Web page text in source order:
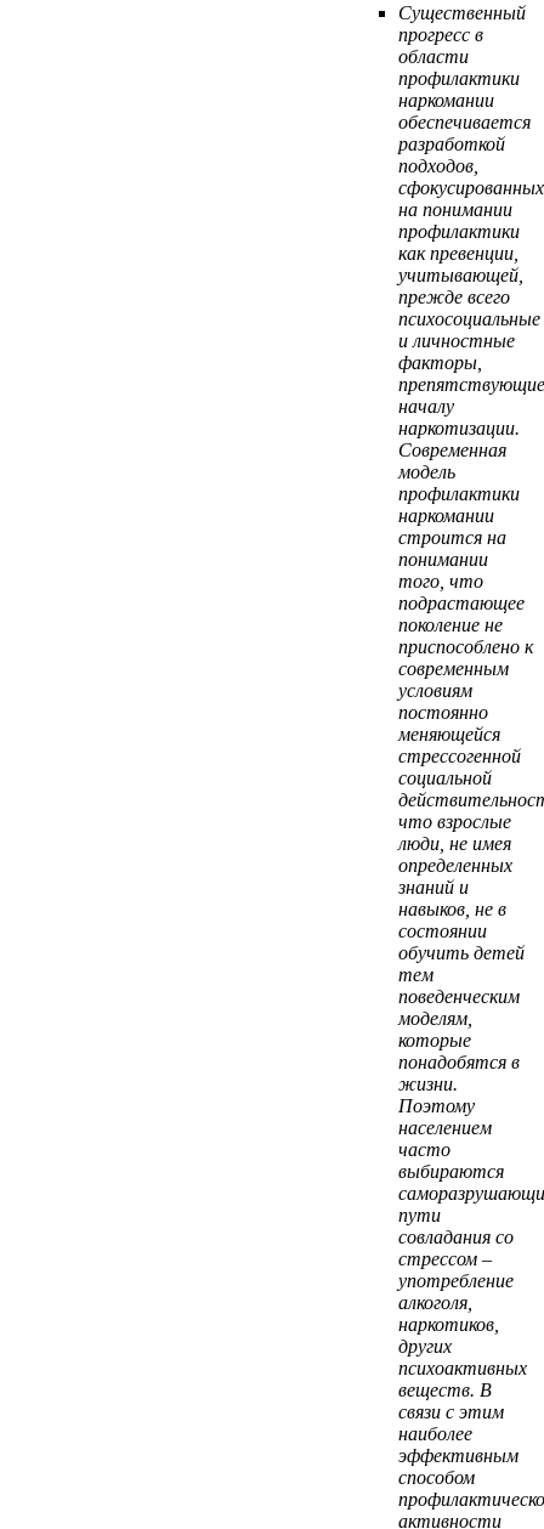
Существенный
прогресс в
области
профилактики
наркомании
обеспечивается
разработкой
подходов,
сфокусированных
на понимании
профилактики
как превенции,
учитывающей,
прежде всего
психосоциальные
и личностные
факторы,
препятствующие
началу
наркотизации.
Современная
модель
профилактики
наркомании
строится на
понимании
того, что
подрастающее
поколение не
приспособлено к
современным
условиям
постоянно
меняющейся
стрессогенной
социальной
что взрослые
люди, не имея
определенных
знаний и
навыков, не в
состоянии
обучить детей
тем
поведенческим
моделям,
которые
понадобятся в
жизни.
Поэтому
населением
часто
выбираются
пути
совладания со
стрессом –
употребление
алкоголя,
наркотиков,
других
психоактивных
веществ. В
связи с этим
наиболее
эффективным
способом
активности